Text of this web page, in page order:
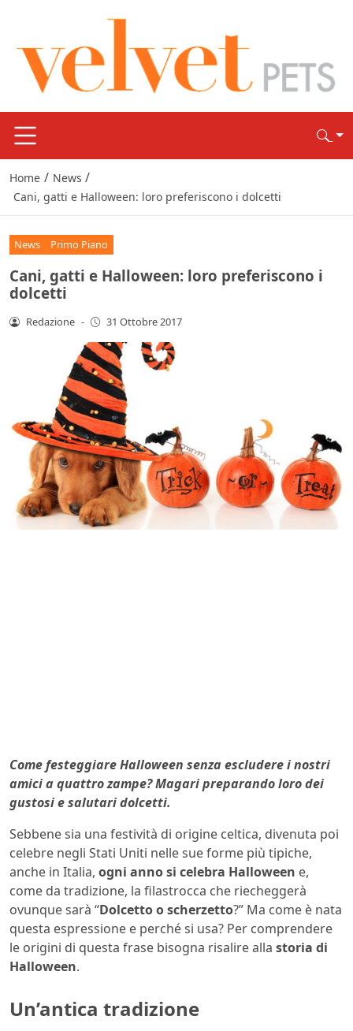
Home / News /
Cani, gatti e Halloween: loro preferiscono i dolcetti
News Primo Piano
Cani, gatti e Halloween: loro preferiscono i
dolcetti
Redazione - 31 Ottobre 2017
Come festeggiare Halloween senza escludere i nostri
amici a quattro zampe? Magari preparando loro dei
gustosi e salutari dolcetti.
Sebbene sia una festività di origine celtica, divenuta poi
celebre negli Stati Uniti nelle sue forme più tipiche,
anche in Italia, ogni anno si celebra Halloween e,
come da tradizione, la filastrocca che riecheggerà
ovunque sarà “Dolcetto o scherzetto?” Ma come è nata
questa espressione e perché si usa? Per comprendere
le origini di questa frase bisogna risalire alla storia di
Halloween.
Un’antica tradizione